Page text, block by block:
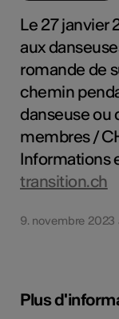
Le 27 janvier
aux
romande de
chemin
danseuse ou
membres /
Informations
transition.ch
9. novembre 2023
Plus